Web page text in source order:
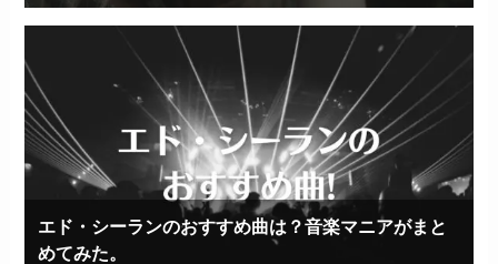
エド・シーランのおすすめ曲は？音楽マニアがまと
めてみた。